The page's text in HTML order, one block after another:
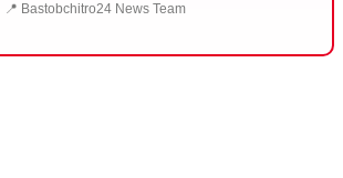
📍 Bastobchitro24 News Team